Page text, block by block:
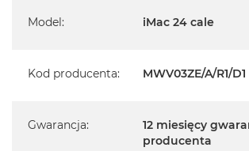
Posiada pełną, 12
Realizowaną w każdym
Szczegółowe informacje na ten temat
kontaktując się z naszym handlowcem.
Model: iMac 24 cale
Kod producenta: MWV03ZE/A/R1/D1
Gwarancja:
12 miesięcy
producenta